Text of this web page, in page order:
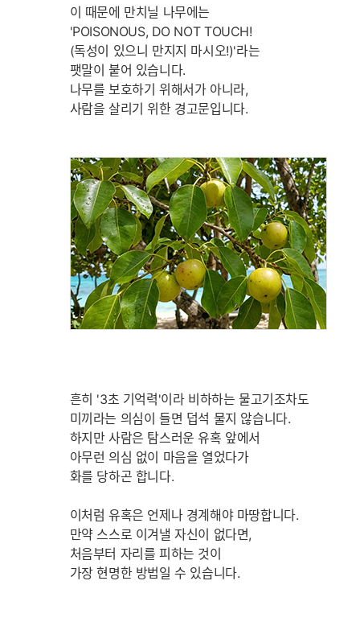
이 때문에 만치닐 나무에는
'POISONOUS, DO NOT TOUCH!
(독성이 있으니 만지지 마시오!)'라는
팻말이 붙어 있습니다.
나무를 보호하기 위해서가 아니라,
사람을 살리기 위한 경고문입니다.
흔히 '3초 기억력'이라 비하하는 물고기조차도
미끼라는 의심이 들면 덥석 물지 않습니다.
하지만 사람은 탐스러운 유혹 앞에서
아무런 의심 없이 마음을 열었다가
화를 당하곤 합니다.
이처럼 유혹은 언제나 경계해야 마땅합니다.
만약 스스로 이겨낼 자신이 없다면,
처음부터 자리를 피하는 것이
가장 현명한 방법일 수 있습니다.